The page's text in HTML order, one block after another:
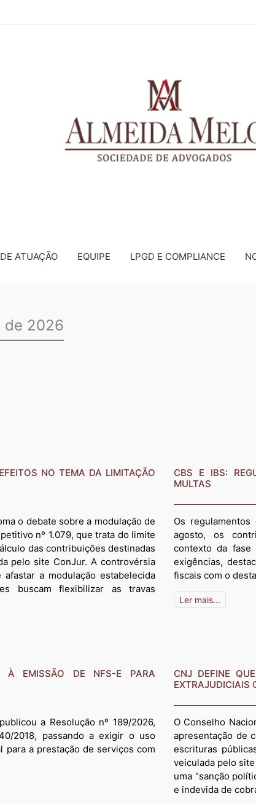
ATUAÇÃO EQUIPE LPGD E COMPLIANCE
de 2026
NO TEMA DA LIMITAÇÃO
o debate sobre a modulação de
nº 1.079, que trata do limite
das contribuições destinadas
pelo site ConJur. A controvérsia
a modulação estabelecida
buscam flexibilizar as travas
CBS E IBS:
MULTAS
Os
agosto, os
contexto da fase
exigências,
fiscais com o
Ler mais...
À EMISSÃO DE NFS-E PARA
a Resolução nº 189/2026,
2018, passando a exigir o uso
para a prestação de serviços com
CNJ DEFINE
EXTRAJUDICIAIS
O Conselho
apresentação de
escrituras
veiculada pelo
uma "sanção
e indevida de